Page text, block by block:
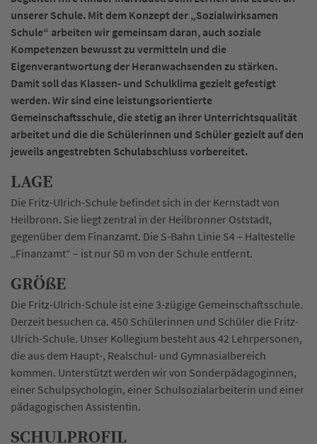
unserer Schule. Mit dem Konzept der „Sozialwirksamen
Schule“ arbeiten wir gemeinsam daran, auch soziale
Kompetenzen bewusst zu vermitteln und die
Eigenverantwortung der Heranwachsenden zu stärken.
Damit soll das Klassen- und Schulklima gezielt gefestigt
werden. Wir sind eine leistungsorientierte
Gemeinschaftsschule, die stetig an ihrer Unterrichtsqualität
arbeitet und die die Schülerinnen und Schüler gezielt auf den
jeweils angestrebten Schulabschluss vorbereitet.
LAGE
Die Fritz-Ulrich-Schule befindet sich in der Kernstadt von
Heilbronn. Sie liegt zentral in der Heilbronner Oststadt,
gegenüber dem Finanzamt. Die S-Bahn Linie S4 – Haltestelle
„Finanzamt“ – ist nur 50 m von der Schule entfernt.
GRÖßE
Die Fritz-Ulrich-Schule ist eine 3-zügige Gemeinschaftsschule.
Derzeit besuchen ca. 450 Schülerinnen und Schüler die Fritz-
Ulrich-Schule. Unser Kollegium besteht aus 42 Lehrpersonen,
die aus dem Haupt-, Realschul- und Gymnasialbereich
kommen. Unterstützt werden wir von Sonderpädagoginnen,
einer Schulpsychologin, einer Schulsozialarbeiterin und einer
pädagogischen Assistentin.
SCHULPROFIL